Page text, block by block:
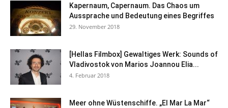
Kapernaum, Capernaum. Das Chaos um
Aussprache und Bedeutung eines Begriffes
29. November 2018
[Hellas Filmbox] Gewaltiges Werk: Sounds of
Vladivostok von Marios Joannou Elia...
4. Februar 2018
Meer ohne Wüstenschiffe. „El Mar La Mar“